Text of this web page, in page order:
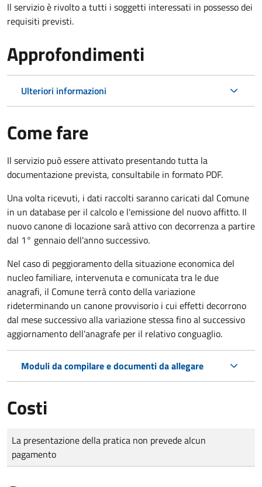
Il servizio è rivolto a tutti i soggetti interessati in possesso dei
requisiti previsti.
Approfondimenti
Ulteriori informazioni
Come fare
Il servizio può essere attivato presentando tutta la
documentazione prevista, consultabile in formato PDF.
Una volta ricevuti, i dati raccolti saranno caricati dal Comune
in un database per il calcolo e l'emissione del nuovo affitto. Il
nuovo canone di locazione sarà attivo con decorrenza a partire
dal 1° gennaio dell'anno successivo.
Nel caso di peggioramento della situazione economica del
nucleo familiare, intervenuta e comunicata tra le due
anagrafi, il Comune terrà conto della variazione
rideterminando un canone provvisorio i cui effetti decorrono
dal mese successivo alla variazione stessa fino al successivo
aggiornamento dell'anagrafe per il relativo conguaglio.
Moduli da compilare e documenti da allegare
Costi
Tipo di pagamento
Importo
La presentazione della pratica non prevede alcun
pagamento